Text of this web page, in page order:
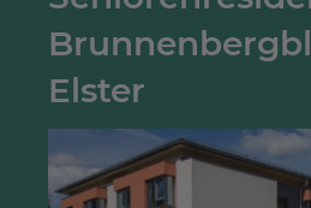
Elster